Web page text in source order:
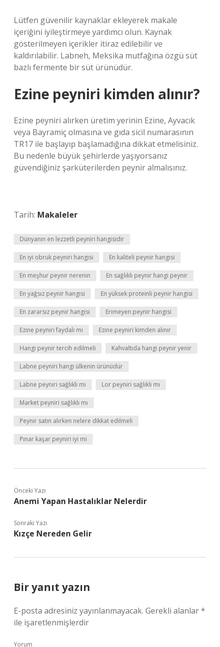
Lütfen güvenilir kaynaklar ekleyerek makale
içeriğini iyileştirmeye yardımcı olun. Kaynak
gösterilmeyen içerikler itiraz edilebilir ve
kaldırılabilir. Labneh, Meksika mutfağına özgü süt
bazlı fermente bir süt ürünüdür.
Ezine peyniri kimden alınır?
Ezine peyniri alırken üretim yerinin Ezine, Ayvacık
veya Bayramiç olmasına ve gıda sicil numarasının
TR17 ile başlayıp başlamadığına dikkat etmelisiniz.
Bu nedenle büyük şehirlerde yaşıyorsanız
güvendiğiniz şarküterilerden peynir almalısınız.
Tarih: Makaleler
Dünyanın en lezzetli peyniri hangisidir
En iyi obruk peyniri hangisi En kaliteli peynir hangisi
En meşhur peynir nerenin En sağlıklı peynir hangi peynir
En yağsız peynir hangisi En yüksek proteinli peynir hangisi
En zararsız peynir hangisi Erimeyen peynir hangisi
Ezine peyniri faydalı mı Ezine peyniri kimden alınır
Hangi peynir tercih edilmeli Kahvaltıda hangi peynir yenir
Labne peyniri hangi ülkenin ürünüdür
Labne peyniri sağlıklı mı Lor peyniri sağlıklı mı
Market peyniri sağlıklı mı
Peynir satın alırken nelere dikkat edilmeli
Pınar kaşar peyniri iyi mi
Önceki Yazı
Anemi Yapan Hastalıklar Nelerdir
Sonraki Yazı
Kızçe Nereden Gelir
Bir yanıt yazın
E-posta adresiniz yayınlanmayacak. Gerekli alanlar*
ile işaretlenmişlerdir
Yorum